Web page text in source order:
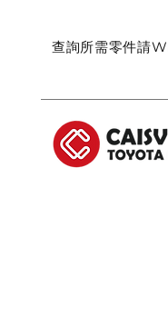
查詢所需零件請